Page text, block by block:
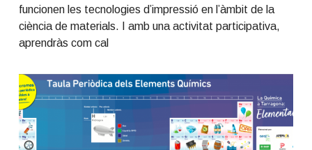
funcionen les tecnologies d’impressió en l’àmbit de la
ciència de materials. I amb una activitat participativa,
aprendràs com cal